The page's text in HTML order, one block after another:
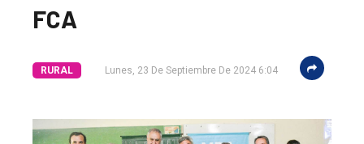
FCA
RURAL Lunes, 23 De Septiembre De 2024 6:04